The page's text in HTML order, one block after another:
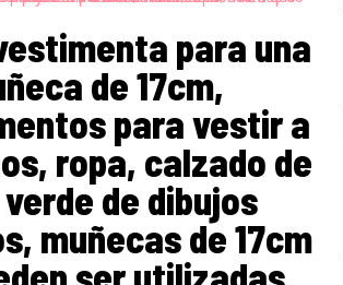
para una
de 17cm,
para vestir a
ropa, calzado de
de dibujos
muñecas de 17cm